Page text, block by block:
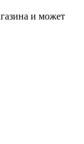
и может